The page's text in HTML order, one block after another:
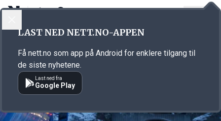
Annonsørinnhold
LAST NED NETT.NO-APPEN
Få nett.no som app på Android for enklere tilgang til
de siste nyhetene.
Last ned fra
Google Play